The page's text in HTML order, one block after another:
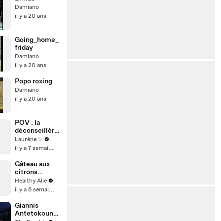
Damiano
il y a 20 ans
Going_home_
friday
Damiano
il y a 20 ans
Popo roxing
Damiano
il y a 20 ans
POV : la
déconseillère
d’orientation
Laurène ✨
il y a 7 semaines
Gâteau aux
citrons
entiers 🍋
Healthy Alie
il y a 6 semaines
Giannis
Antetokounm